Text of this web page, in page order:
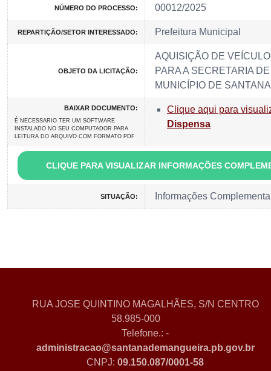
NÚMERO DO PROCESSO: 00012/2025
REPARTIÇÃO/SETOR INTERESSADO: Prefeitura Municipal
OBJETO DA LICITAÇÃO:
AQUISIÇÃO DE
PARA A SECRETARIA
MUNICÍPIO DE
BAIXAR DOCUMENTO:
É NECESSARIO TER UM SOFTWARE
INSTALADO NO SEU COMPUTADOR PARA
LEITURA DO ARQUIVO COM FORMATO PDF
Clique aqui para
Dispensa
CLIQUE PARA VISUALIZAR INFORMAÇÕES
SITUAÇÃO: Informações
RUA JOSE QUINTINO MAGALHÃES, S/N CENTRO
58.985-000
Telefone.: -
administracao@santanademangueira.pb.gov.br
CNPJ: 09.150.087/0001-58